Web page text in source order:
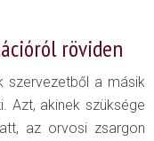
röviden
szervezetből a másik
Azt, akinek szüksége
az orvosi zsargon